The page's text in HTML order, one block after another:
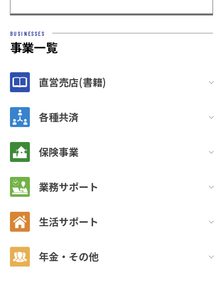
BUSINESSES
事業一覧
直営売店(書籍)
各種共済
保険事業
業務サポート
生活サポート
年金・その他